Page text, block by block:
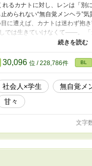
れるカナトに対し、レンは「
められない“無自覚メンヘラ”気
に遭えば、カナトは迷わず抱
では生きていけなくて――。
束？」 「約束するよ」 レン
も体も――お互いを独り占めし
。
30,096 位 / 228,786件 BL
社会人×学生 無自覚メ
甘々
文字